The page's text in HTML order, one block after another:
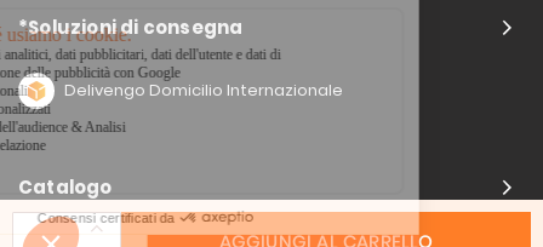
AGGIUNGI AL CARRELLO
*Soluzioni di consegna
Delivengo Domicilio Internazionale
Catalogo